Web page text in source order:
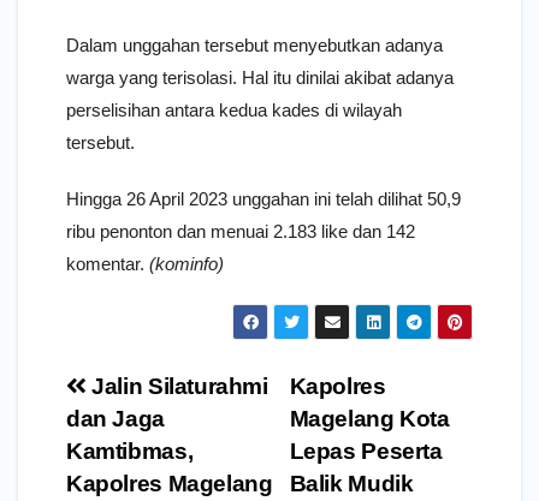
Dalam unggahan tersebut menyebutkan adanya
warga yang terisolasi. Hal itu dinilai akibat adanya
perselisihan antara kedua kades di wilayah
tersebut.
Hingga 26 April 2023 unggahan ini telah dilihat 50,9
ribu penonton dan menuai 2.183 like dan 142
komentar. (kominfo)
Navigasi
pos
Kapolres
Magelang Kota
Lepas Peserta
Balik Mudik
Jalin Silaturahmi
dan Jaga
Kamtibmas,
Kapolres Magelang